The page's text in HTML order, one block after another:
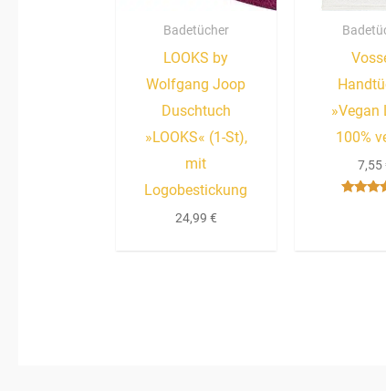
Badetücher
LOOKS by
Wolfgang Joop
Duschtuch
»LOOKS« (1-St),
mit
Logobestickung
24,99 €
»Vegan
100%
7,55